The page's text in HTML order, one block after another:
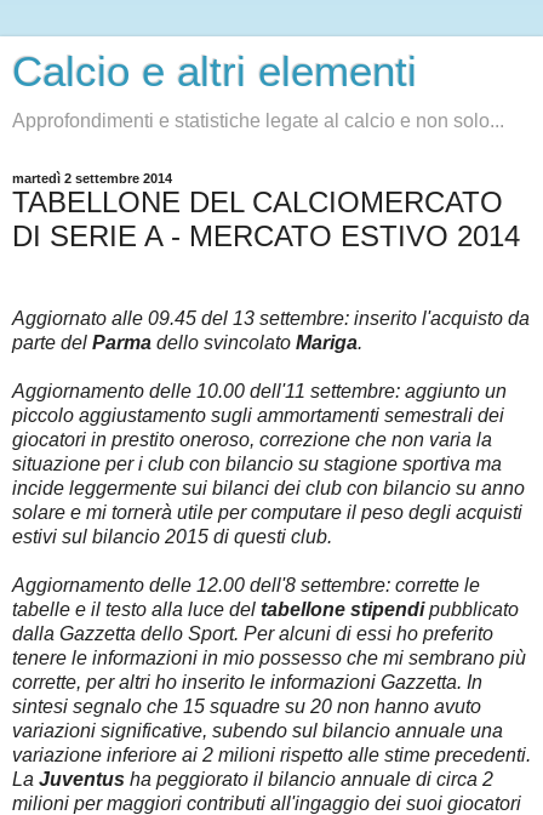
Calcio e altri elementi
Approfondimenti e statistiche legate al calcio e non solo...
martedì 2 settembre 2014
TABELLONE DEL CALCIOMERCATO
DI SERIE A - MERCATO ESTIVO 2014
Aggiornato alle 09.45 del 13 settembre: inserito l'acquisto da
parte del Parma dello svincolato Mariga.
Aggiornamento delle 10.00 dell'11 settembre: aggiunto un
piccolo aggiustamento sugli ammortamenti semestrali dei
giocatori in prestito oneroso, correzione che non varia la
situazione per i club con bilancio su stagione sportiva ma
incide leggermente sui bilanci dei club con bilancio su anno
solare e mi tornerà utile per computare il peso degli acquisti
estivi sul bilancio 2015 di questi club.
Aggiornamento delle 12.00 dell'8 settembre: corrette le
tabelle e il testo alla luce del tabellone stipendipubblicato
dalla Gazzetta dello Sport. Per alcuni di essi ho preferito
tenere le informazioni in mio possesso che mi sembrano più
corrette, per altri ho inserito le informazioni Gazzetta. In
sintesi segnalo che 15 squadre su 20 non hanno avuto
variazioni significative, subendo sul bilancio annuale una
variazione inferiore ai 2 milioni rispetto alle stime precedenti.
La Juventus ha peggiorato il bilancio annuale di circa 2
milioni per maggiori contributi all'ingaggio dei suoi giocatori